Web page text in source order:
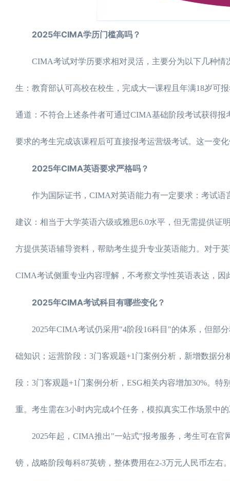
2025年CIMA学历门槛高吗？
CIMA考试对学历要求相对灵活，主要分为以下几种情
生：教育部认可高校在校生，完成大一课程且年满18岁可
通道：不符合上述条件者可通过CIMA基础阶段考试获得
要求的考生完成该课程后可直接报考运营级考试。这一变
2025年CIMA英语要求严格吗？
作为国际证书，CIMA对英语能力有一定要求：考试语
建议：相当于大学英语六级或雅思6.0水平，但无需提供证
方提供英语辅导资料，帮助考生提升专业英语能力。对于
CIMA考试侧重专业内容理解，不考察文学性英语表达，因
2025年CIMA考试科目有哪些变化？
2025年CIMA考试仍采用"4阶段16科目"的体系，但部分
础知识；运营阶段：3门客观题+1门案例分析，新增数据
段：3门客观题+1门案例分析，ESG相关内容增加30%。
重。考生需在3小时内完成4个任务，模拟真实工作场景中
2025年起，CIMA推出"一站式"报考服务，考生可在官
镑，战略阶段每科87英镑，整体费用在2-3万元人民币左右